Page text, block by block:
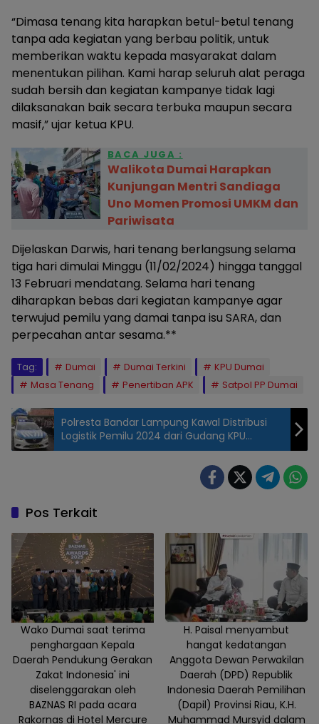
“Dimasa tenang kita harapkan betul-betul tenang
tanpa ada kegiatan yang berbau politik, untuk
memberikan waktu kepada masyarakat dalam
menentukan pilihan. Kami harap seluruh alat peraga
sudah bersih dan kegiatan kampanye tidak lagi
dilaksanakan baik secara terbuka maupun secara
masif,” ujar ketua KPU.
BACA JUGA :
Walikota Dumai Harapkan
Kunjungan Mentri Sandiaga
Uno Momen Promosi UMKM dan
Pariwisata
Dijelaskan Darwis, hari tenang berlangsung selama
tiga hari dimulai Minggu (11/02/2024) hingga tanggal
13 Februari mendatang. Selama hari tenang
diharapkan bebas dari kegiatan kampanye agar
terwujud pemilu yang damai tanpa isu SARA, dan
perpecahan antar sesama.**
Tag: Dumai Dumai Terkini
KPU Dumai
Masa Tenang
Penertiban APK Satpol PP Dumai
Polresta Bandar Lampung Kawal Distribusi
Logistik Pemilu 2024 dari Gudang KPU
Menuju PPK
Pos Terkait
Wako Dumai saat terima
penghargaan Kepala
Daerah Pendukung Gerakan
Zakat Indonesia' ini
diselenggarakan oleh
BAZNAS RI pada acara
Rakornas di Hotel Mercure
H. Paisal menyambut
hangat kedatangan
Anggota Dewan Perwakilan
Daerah (DPD) Republik
Indonesia Daerah Pemilihan
(Dapil) Provinsi Riau, K.H.
Muhammad Mursyid dalam